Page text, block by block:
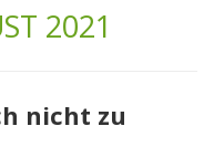
2021
nicht zu